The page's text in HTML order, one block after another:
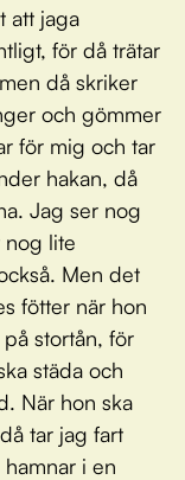
att jaga
för då trätar
då skriker
och gömmer
för mig och tar
hakan, då
Jag ser nog
nog lite
Men det
fötter när hon
stortån, för
städa och
När hon ska
tar jag fart
i en